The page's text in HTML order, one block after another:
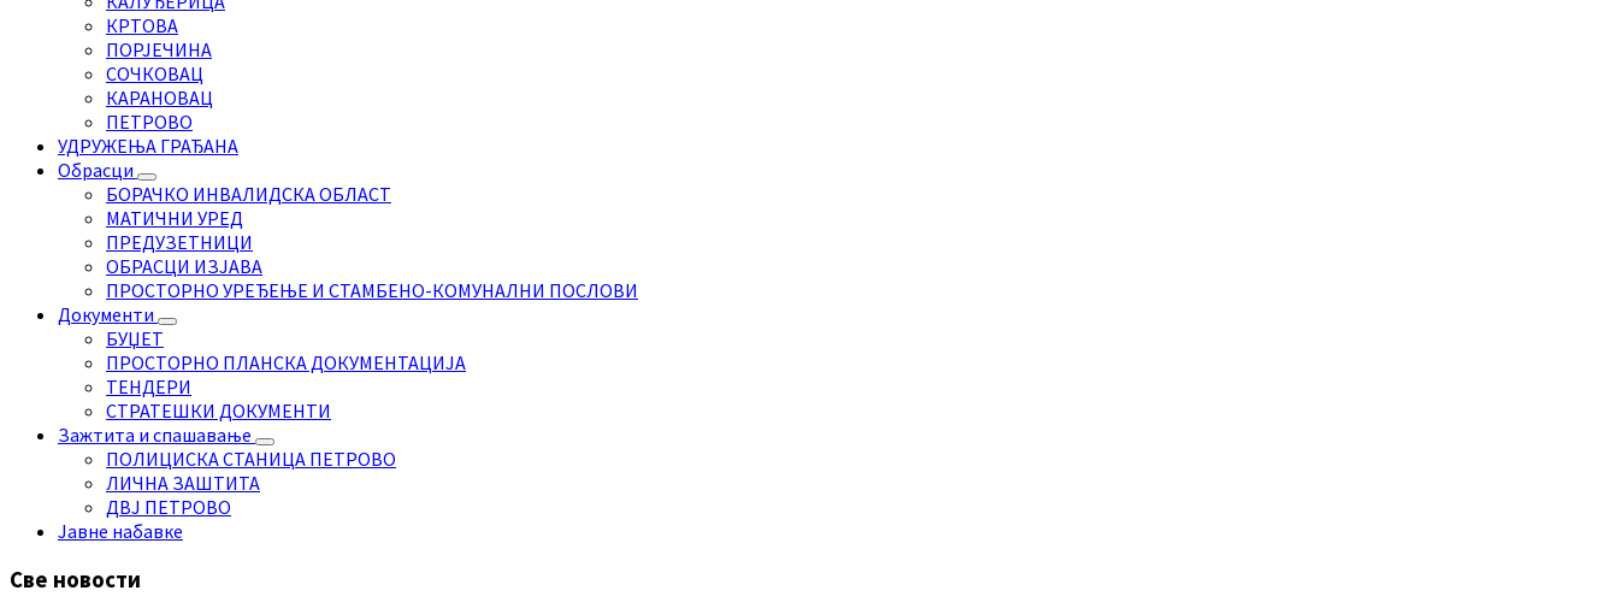
КРТОВА
ПОРЈЕЧИНА
СОЧКОВАЦ
КАРАНОВАЦ
ПЕТРОВО
УДРУЖЕЊА ГРАЂАНА
Обрасци
БОРАЧКО ИНВАЛИДСКА ОБЛАСТ
МАТИЧНИ УРЕД
ПРЕДУЗЕТНИЦИ
ОБРАСЦИ ИЗЈАВА
ПРОСТОРНО УРЕЂЕЊЕ И СТАМБЕНО-КОМУНАЛНИ ПОСЛОВИ
Документи
БУЏЕТ
ПРОСТОРНО ПЛАНСКА ДОКУМЕНТАЦИЈА
ТЕНДЕРИ
СТРАТЕШКИ ДОКУМЕНТИ
Зажтита и спашавање
ПОЛИЦИСКА СТАНИЦА ПЕТРОВО
ЛИЧНА ЗАШТИТА
ДВЈ ПЕТРОВО
Јавне набавке
Све новости